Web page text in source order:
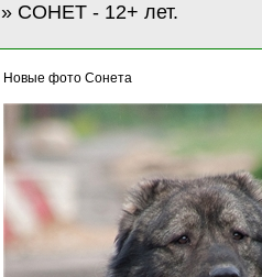
» СОНЕТ - 12+ лет.
Новые фото Сонета